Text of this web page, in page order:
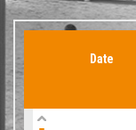
Date